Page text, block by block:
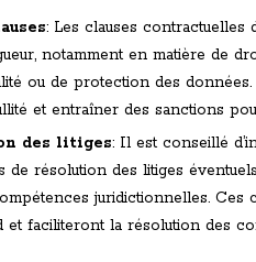
: Les clauses contractuelles
notamment en matière de
ou de protection des
et entraîner des sanctions
des litiges: Il est conseillé
de résolution des litiges
juridictionnelles. Ces
et faciliteront la résolution des